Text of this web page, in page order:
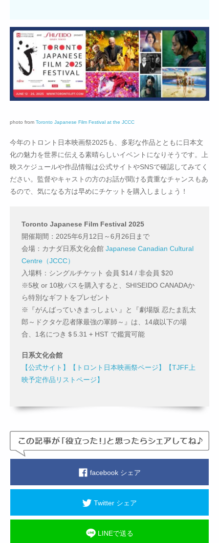
photo from Toronto Japanese Film Festival at the JCCC
今年のトロント日本映画祭2025も、多彩な作品とともに日本文
化の魅力を世界に伝える素晴らしいイベントになりそうです。上
映スケジュールや作品情報は公式サイトやSNSで確認してみてく
ださい。監督やキャストの方のお話が聞ける貴重なチャンスもあ
るので、気になる方は早めにチケットを購入しましょう！
Toronto Japanese Film Festival 2025
開催期間：2025年6月12日～6月26日まで
会場：カナダ日系文化会館 Japanese Canadian Cultural
Centre（JCCC）
入場料：シングルチケット 会員 $14 / 非会員 $20
※5枚 or 10枚パスを購入すると、SHISEIDO CANADAか
ら特別なギフトをプレゼント
※『がんばっていきまっしょい 』と『劇場版 忍たま乱太
郎～ドクタケ忍者隊最強の軍師～』は、14歳以下の場
合、1名につき＄5.31 + HST で鑑賞可能
日系文化会館
【公式サイト】
【トロント日本映画祭ページ】
【TJFF上
映予定作品リストページ】
facebook シェア
Twitter シェア
LINEで送る